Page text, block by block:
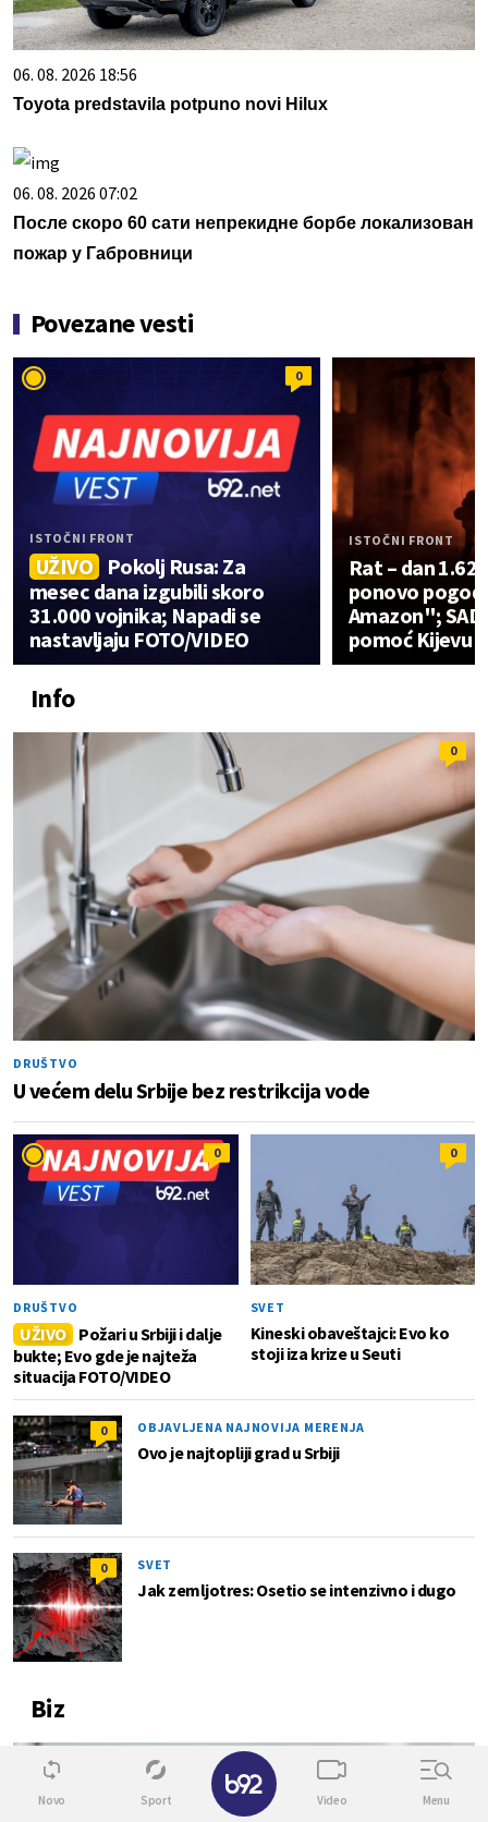
06. 08. 2026 18:56
Toyota predstavila potpuno novi Hilux
06. 08. 2026 07:02
После скоро 60 сати непрекидне борбе локализован
пожар у Габровници
Povezane vesti
0
ISTOČNI FRONT
UŽIVO Pokolj Rusa: Za
mesec dana izgubili skoro
31.000 vojnika; Napadi se
nastavljaju FOTO/VIDEO
ISTOČNI FRONT
Rat – dan
ponovo
Amazon";
pomoć Kijevu
Info
0
DRUŠTVO
U većem delu Srbije bez restrikcija vode
0
DRUŠTVO
UŽIVO
Požari u Srbiji i dalje
bukte; Evo gde je najteža
situacija FOTO/VIDEO
0
SVET
Kineski obaveštajci: Evo ko
stoji iza krize u Seuti
0 OBJAVLJENA NAJNOVIJA MERENJA
Ovo je najtopliji grad u Srbiji
0 SVET
Jak zemljotres: Osetio se intenzivno i dugo
Biz
Novo Sport Video Menu
✕